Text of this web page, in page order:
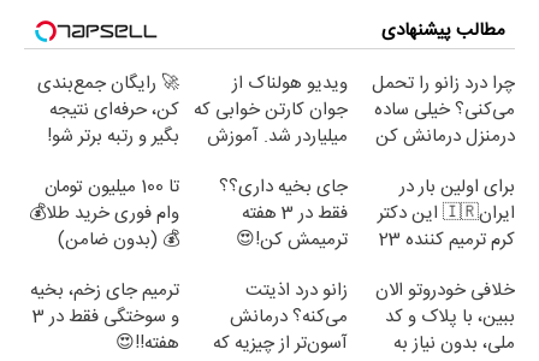
مطالب پیشنهادی
چرا درد زانو را تحمل
می‌کنی؟ خیلی ساده
درمنزل درمانش کن
ویدیو هولناک از
جوان کارتن خوابی که
میلیاردر شد. آموزش
🚀 رایگان جمع‌بندی
کن، حرفه‌ای نتیجه
بگیر و رتبه برتر شو!
برای اولین بار در
ایران🇮🇷 این دکتر
کرم ترمیم کننده 23
جای بخیه داری؟؟
فقط در 3 هفته
ترمیمش کن!😍
تا 100 میلیون تومان
وام فوری خرید طلا💰
💰 (بدون ضامن)
خلافی خودروتو الان
ببین، با پلاک و کد
ملی، بدون نیاز به
زانو درد اذیتت
می‌کنه؟ درمانش
آسون‌تر از چیزیه که
ترمیم جای زخم، بخیه
و سوختگی فقط در 3
هفته!!😍